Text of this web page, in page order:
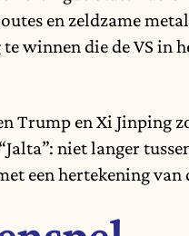
en zeldzame
winnen die de VS in
Trump en Xi Jinping
niet langer
een hertekening